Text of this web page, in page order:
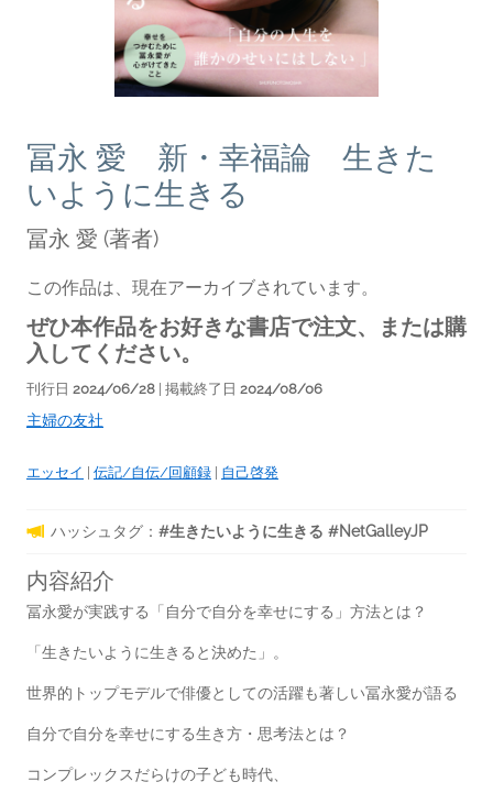
冨永 愛 新・幸福論 生きた
いように生きる
冨永 愛 (著者)
この作品は、現在アーカイブされています。
ぜひ本作品をお好きな書店で注文、または購
入してください。
刊行日 2024/06/28 | 掲載終了日 2024/08/06
主婦の友社
エッセイ 伝記/自伝/回顧録 自己啓発
ハッシュタグ： #生きたいように生きる #NetGalleyJP
内容紹介
冨永愛が実践する「自分で自分を幸せにする」方法とは？
「生きたいように生きると決めた」。
世界的トップモデルで俳優としての活躍も著しい冨永愛が語る
自分で自分を幸せにする生き方・思考法とは？
コンプレックスだらけの子ども時代、